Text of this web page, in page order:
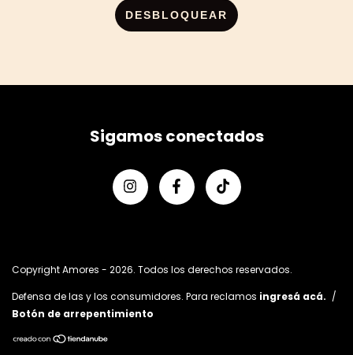
DESBLOQUEAR
Sigamos conectados
Copyright Amores - 2026. Todos los derechos reservados.
Defensa de las y los consumidores. Para reclamos ingresá acá. /
Botón de arrepentimiento